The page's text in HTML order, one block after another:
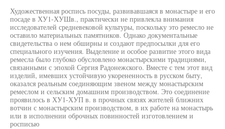
Художественная роспись посуды, развивавшаяся в монастыре и его
посаде в ХУ1-ХУШв., практически не привлекла внимания
исследователей средневековой культуры, поскольку это ремесло не
оставило материальных памятников. Однако документальные
свидетельства о нем обширны и создают предпосылки для его
специального изучения. Выделение и особое развитие этого вида
ремесла было глубоко обусловлено монастырскими традициями,
связанными с эпохой Сергия Радонежского. Вместе с тем этот вид
изделий, имевших устойчивую укорененность в русском быту,
оказался реальным соединяющим звеном между монастырским
ремеслом и сельским домашним производством. Это соединение
проявилось в ХУ1-ХУП в. в прочных связях жителей ближних
вотчин с монастырским производством, в их работе на монастырь
или в исполнении оброчных повинностей изготовлением и
росписью